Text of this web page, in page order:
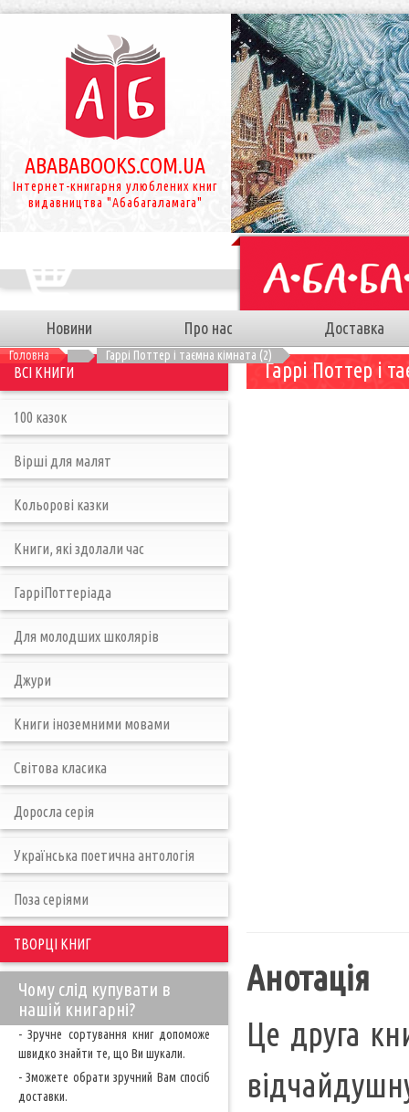
ABABABOOKS.COM.UA
Інтернет-книгарня улюблених книг
видавництва "Абабагаламага"
Новини Про нас Доставка
Головна Гаррі Поттер і таємна кімната (2)
Гаррі Поттер і
Анотація
Це друга
ВСІ КНИГИ
100 казок
Вірші для малят
Кольорові казки
Книги, які здолали час
ГарріПоттеріада
Для молодших школярів
Джури
Книги іноземними мовами
Світова класика
Доросла серія
Українська поетична антологія
Поза серіями
ТВОРЦІ КНИГ
Чому слід купувати в
нашій книгарні?
- Зручне сортування книг допоможе
швидко знайти те, що Ви шукали.
- Зможете обрати зручний Вам спосіб
доставки.